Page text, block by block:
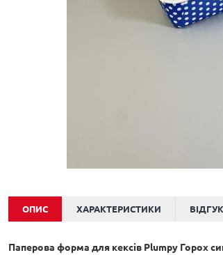
ОПИС ХАРАКТЕРИСТИКИ
Паперова форма для кексів Plumpy Горох